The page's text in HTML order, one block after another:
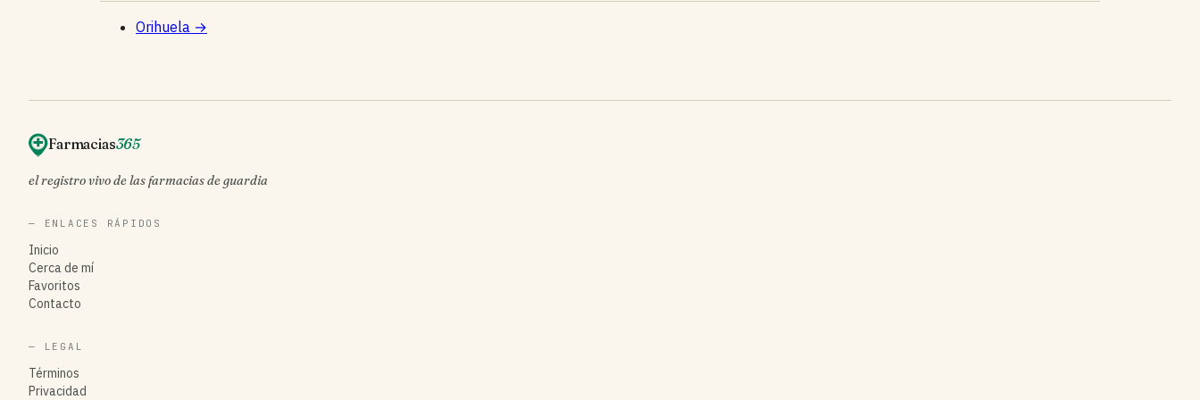
Orihuela →
Farmacias365
el registro vivo de las farmacias de guardia
— ENLACES RÁPIDOS
Inicio
Cerca de mí
Favoritos
Contacto
— LEGAL
Términos
Privacidad